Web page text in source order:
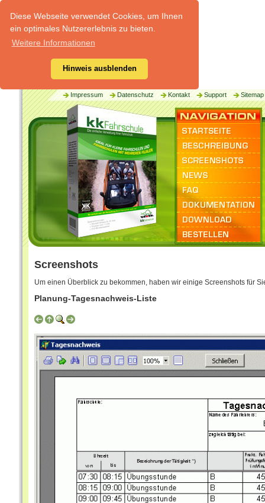
Diese Webseite verwendet Cookies, um Ihnen
ein optimales Nutzererlebnis zu bieten.
Weitere Informationen
Hinweis ausblenden
Impressum Datenschutz Kontakt Support Sitemap
Screenshots
Um einen Überblick zu bekommen, haben wir einige Screenshots für
Planung-Tagesnachweis-Liste